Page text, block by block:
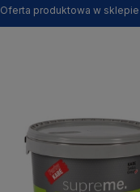
Oferta produktowa w